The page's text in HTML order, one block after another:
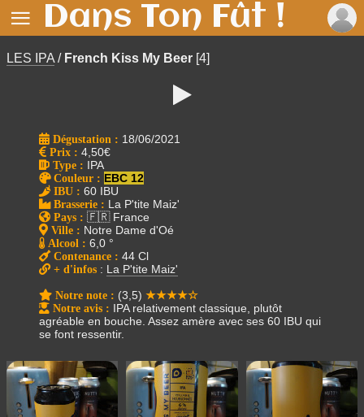
 Dans Ton Fût !
LES IPA / French Kiss My Beer [4]

Dégustation : 18/06/2021
Prix : 4,50€
Type : IPA
Couleur : EBC 12
IBU : 60 IBU
Brasserie : La P'tite Maiz'
Pays : 🇫🇷 France
Ville : Notre Dame d'Oé
Alcool : 6,0 °
Contenance : 44 Cl
+ d'infos : La P'tite Maiz'
Notre note : (3,5) ★★★★☆
Notre avis : IPA relativement classique, plutôt
agréable en bouche. Assez amère avec ses 60 IBU qui
se font ressentir.